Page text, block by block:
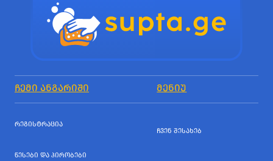
ᲩᲔᲛᲘ ᲐᲜᲒᲐᲠᲘᲨᲘ ᲛᲔᲜᲘᲣ
ᲠᲔᲒᲘᲡᲢᲠᲐᲪᲘᲐ
ᲬᲔᲡᲔᲑᲘ ᲓᲐ ᲞᲘᲠᲝᲑᲔᲑᲘ
ᲩᲕᲔᲜ ᲨᲔᲡᲐᲮᲔᲑ